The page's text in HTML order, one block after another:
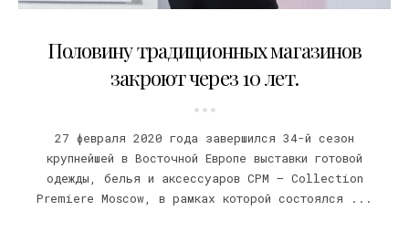
Половину традиционных магазинов
закроют через 10 лет.
27 февраля 2020 года завершился 34-й сезон
крупнейшей в Восточной Европе выставки готовой
одежды, белья и аксессуаров CPM – Collection
Premiere Moscow, в рамках которой состоялся ...